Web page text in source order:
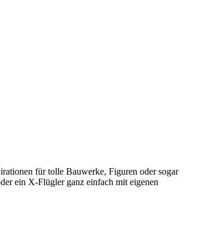
für tolle Bauwerke, Figuren oder sogar
ein X-Flügler ganz einfach mit eigenen